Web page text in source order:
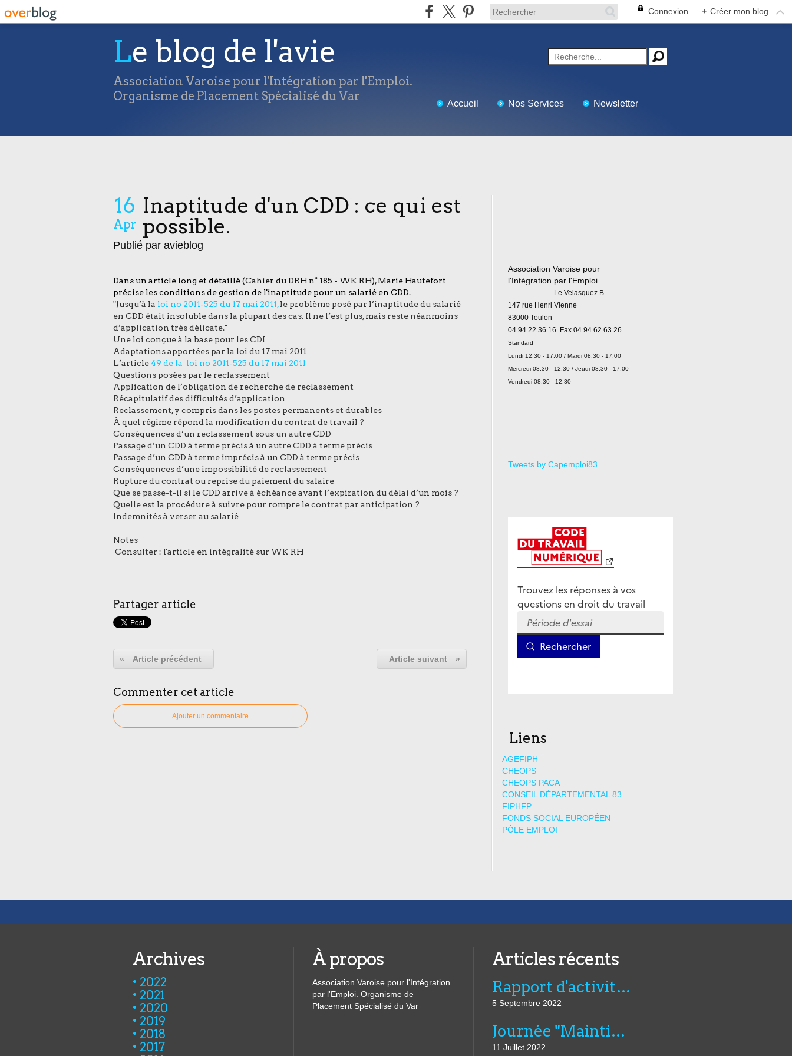
Connexion + Créer mon blog
Le blog de l'avie
Association Varoise pour l'Intégration par l'Emploi.
Organisme de Placement Spécialisé du Var
Accueil Nos Services Newsletter
16
Apr
Inaptitude d'un CDD : ce qui est
possible.
Publié par avieblog
Dans un article long et détaillé(Cahier du DRH n° 185 - WK RH), Marie Hautefort
précise les conditions de gestion de l'inaptitude pour un salarié en CDD.
"Jusqu’à la loi no 2011-525 du 17 mai 2011,le problème posé par l’inaptitude du salarié
en CDD était insoluble dans la plupart des cas. Il ne l’est plus, mais reste néanmoins
d’application très délicate."
Une loi conçue à la base pour les CDI
Adaptations apportées par la loi du 17 mai 2011
L’article 49 de la loi no 2011-525 du 17 mai 2011
Questions posées par le reclassement
Application de l’obligation de recherche de reclassement
Récapitulatif des difficultés d’application
Reclassement, y compris dans les postes permanents et durables
À quel régime répond la modification du contrat de travail ?
Conséquences d’un reclassement sous un autre CDD
Passage d’un CDD à terme précis à un autre CDD à terme précis
Passage d’un CDD à terme imprécis à un CDD à terme précis
Conséquences d’une impossibilité de reclassement
Rupture du contrat ou reprise du paiement du salaire
Que se passe-t-il si le CDD arrive à échéance avant l’expiration du délai d’un mois ?
Quelle est la procédure à suivre pour rompre le contrat par anticipation ?
Indemnités à verser au salarié
Notes
Consulter : l'article en intégralité sur WK RH
Partager article
« Article précédent Article suivant »
Commenter cet article
Ajouter un commentaire
Association Varoise pour
l'Intégration par l'Emploi
Le Velasquez B
147 rue Henri Vienne
83000 Toulon
04 94 22 36 16 Fax 04 94 62 63 26
Standard
Lundi 12:30 - 17:00 / Mardi 08:30 - 17:00
Mercredi 08:30 - 12:30 / Jeudi 08:30 - 17:00
Vendredi 08:30 - 12:30
Tweets by Capemploi83
Liens
AGEFIPH
CHEOPS
CHEOPS PACA
CONSEIL DÉPARTEMENTAL 83
FIPHFP
FONDS SOCIAL EUROPÉEN
PÔLE EMPLOI
Archives
2022
2021
2020
2019
2018
2017
À propos
Association Varoise pour l'Intégration
par l'Emploi. Organisme de
Placement Spécialisé du Var
Articles récents
Rapport d'activité de l'AVIE 2021
5 Septembre 2022
Journée "Maintien dans l’emploi, compensation et innovation technologique" du 07 juillet au CNFTP
11 Juillet 2022